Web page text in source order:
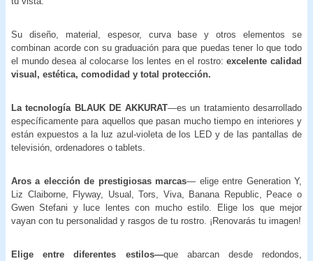
Su diseño, material, espesor, curva base y otros elementos se
combinan acorde con su graduación para que puedas tener lo que todo
el mundo desea al colocarse los lentes en el rostro: excelente calidad
visual, estética, comodidad y total protección.
La tecnología BLAUK DE AKKURAT—es un tratamiento desarrollado
específicamente para aquellos que pasan mucho tiempo en interiores y
están expuestos a la luz azul-violeta de los LED y de las pantallas de
televisión, ordenadores o tablets.
Aros a elección de prestigiosas marcas— elige entre Generation Y,
Liz Claiborne, Flyway, Usual, Tors, Viva, Banana Republic, Peace o
Gwen Stefani y luce lentes con mucho estilo. Elige los que mejor
vayan con tu personalidad y rasgos de tu rostro. ¡Renovarás tu imagen!
Elige entre diferentes estilos—que abarcan desde redondos,